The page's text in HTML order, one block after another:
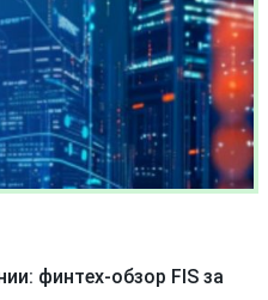
финтех-обзор FIS за